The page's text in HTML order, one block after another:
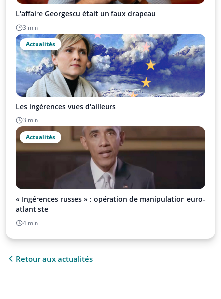
L'affaire Georgescu était un faux drapeau
3 min
Actualités
Les ingérences vues d'ailleurs
3 min
Actualités
« Ingérences russes » : opération de manipulation euro-
atlantiste
4 min
Retour aux actualités